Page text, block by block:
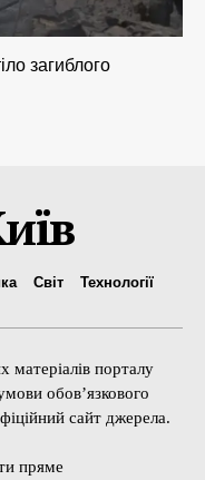
загиблого
Світ
Технології
матеріалів порталу
обов’язкового
сайт джерела.
пряме